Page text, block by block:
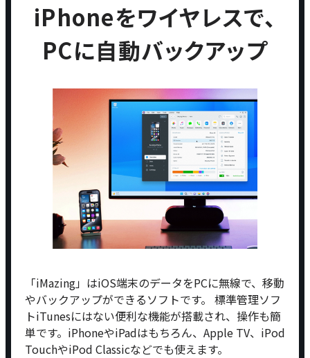
iPhoneをワイヤレスで、
PCに自動バックアップ
「iMazing」はiOS端末のデータをPCに無線で、移動
やバックアップができるソフトです。 標準管理ソフ
トiTunesにはない便利な機能が搭載され、操作も簡
単です。iPhoneやiPadはもちろん、Apple TV、iPod
TouchやiPod Classicなどでも使えます。